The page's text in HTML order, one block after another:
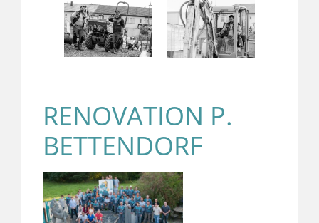
RENOVATION P.
BETTENDORF